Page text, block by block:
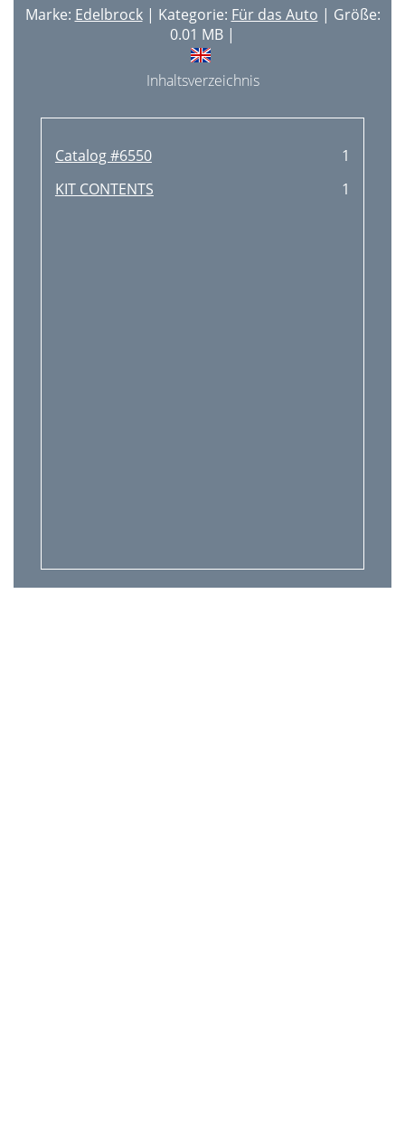
Marke: Edelbrock| Kategorie: Für das Auto | Größe:
0.01 MB |
Inhaltsverzeichnis
Catalog #6550
1
KIT CONTENTS
1